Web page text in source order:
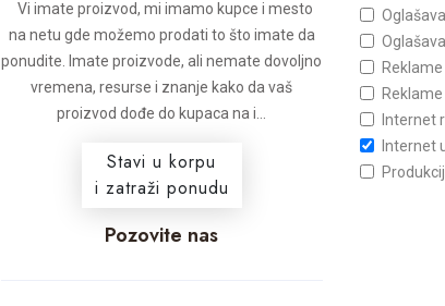
Vi imate proizvod, mi imamo kupce i mesto
na netu gde možemo prodati to što imate da
ponudite. Imate proizvode, ali nemate dovoljno
vremena, resurse i znanje kako da vaš
proizvod dođe do kupaca na i...
Stavi u korpu
i zatraži ponudu
Pozovite nas
Internet
Internet